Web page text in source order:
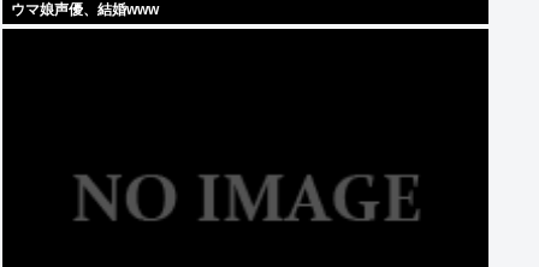
ウマ娘声優、結婚www